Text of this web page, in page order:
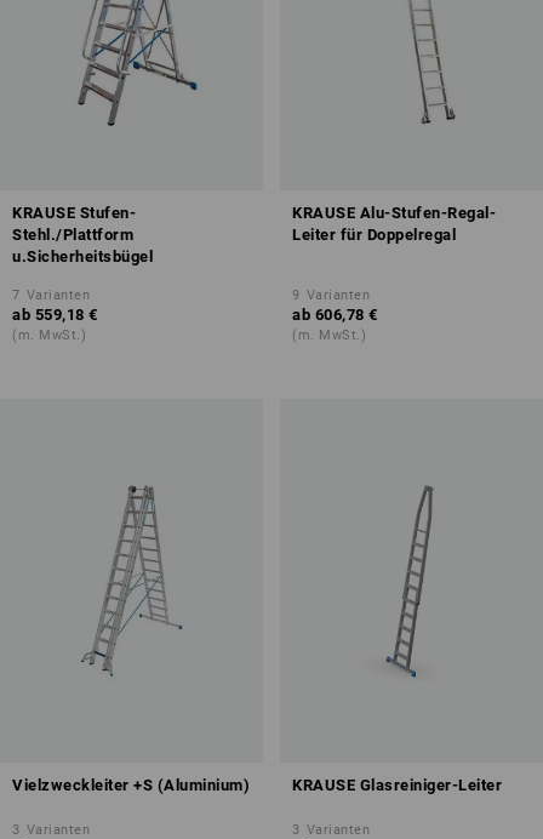
KRAUSE Stufen-
Stehl./Plattform
u.Sicherheitsbügel
7 Varianten
ab 559,18 €
(m. MwSt.)
KRAUSE Alu-Stufen-Regal-
Leiter für Doppelregal
9 Varianten
ab 606,78 €
(m. MwSt.)
Vielzweckleiter +S (Aluminium)
3 Varianten
KRAUSE Glasreiniger-Leiter
3 Varianten